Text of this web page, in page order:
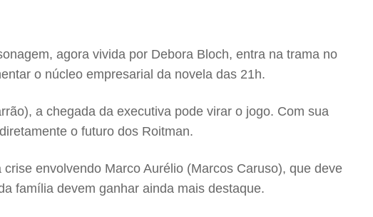
agora vivida por Debora Bloch, entra na trama no
o núcleo empresarial da novela das 21h.
a chegada da executiva pode virar o jogo. Com sua
o futuro dos Roitman.
envolvendo Marco Aurélio (Marcos Caruso), que deve
família devem ganhar ainda mais destaque.